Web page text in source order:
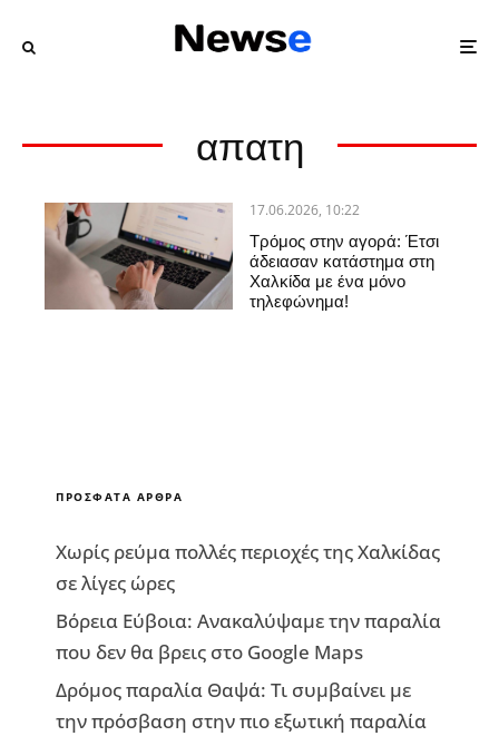
απατη
17.06.2026, 10:22
Τρόμος στην αγορά: Έτσι
άδειασαν κατάστημα στη
Χαλκίδα με ένα μόνο
τηλεφώνημα!
ΠΡΌΣΦΑΤΑ ΆΡΘΡΑ
Χωρίς ρεύμα πολλές περιοχές της Χαλκίδας
σε λίγες ώρες
Βόρεια Εύβοια: Ανακαλύψαμε την παραλία
που δεν θα βρεις στο Google Maps
Δρόμος παραλία Θαψά: Τι συμβαίνει με
την πρόσβαση στην πιο εξωτική παραλία